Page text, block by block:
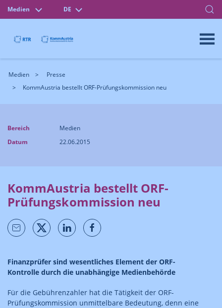
Medien DE
Medien
Presse
KommAustria bestellt ORF-Prüfungskommission neu
Bereich
Medien
Datum
22.06.2015
KommAustria bestellt ORF-
Prüfungskommission neu
Finanzprüfer sind wesentliches Element der ORF-
Kontrolle durch die unabhängige Medienbehörde
Für die Gebührenzahler hat die Tätigkeit der ORF-
Prüfungskommission unmittelbare Bedeutung, denn eine